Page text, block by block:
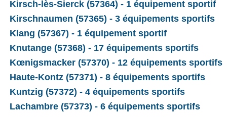
Kirsch-lès-Sierck (57364) - 1 équipement sportif
Kirschnaumen (57365) - 3 équipements sportifs
Klang (57367) - 1 équipement sportif
Knutange (57368) - 17 équipements sportifs
Kœnigsmacker (57370) - 12 équipements sportifs
Haute-Kontz (57371) - 8 équipements sportifs
Kuntzig (57372) - 4 équipements sportifs
Lachambre (57373) - 6 équipements sportifs